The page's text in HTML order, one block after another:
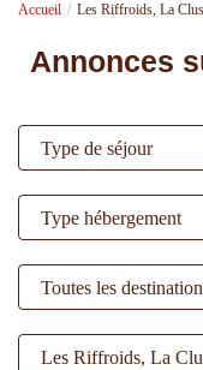
Accueil Les Riffroids, La
Annonces
Type de séjour
Type hébergement
Toutes les
Les Riffroids, La